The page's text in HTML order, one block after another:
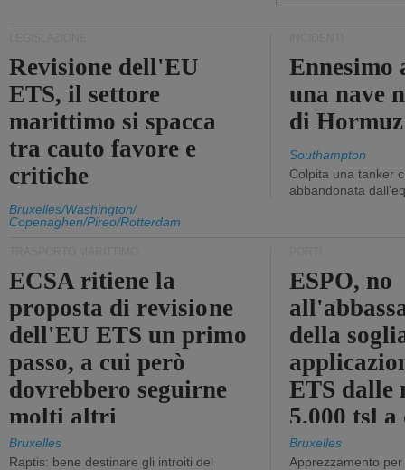
Revisione dell'EU
ETS, il settore
marittimo si spacca
tra cauto favore e
critiche
Bruxelles/Washington/
Copenaghen/Pireo/Rotterdam
Ennesimo
una nave
di Hormuz
Southampton
Colpita una tanker
abbandonata
ECSA ritiene la
proposta di revisione
dell'EU ETS un primo
passo, a cui però
dovrebbero seguirne
molti altri
Bruxelles
Raptis: bene destinare gli introiti del
ESPO, no
della
ETS dalle
5.000 tsl
400 tsl
Bruxelles
Apprezzamento